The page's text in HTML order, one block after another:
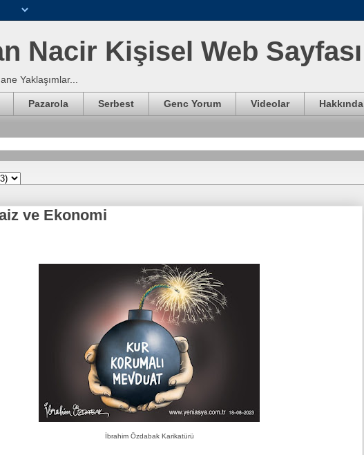
Nacir Kişisel Web Sayfası
Yaklaşımlar...
Pazarola Serbest Genc Yorum Videolar Hakkında
ve Ekonomi
İbrahim Özdabak Karikatürü